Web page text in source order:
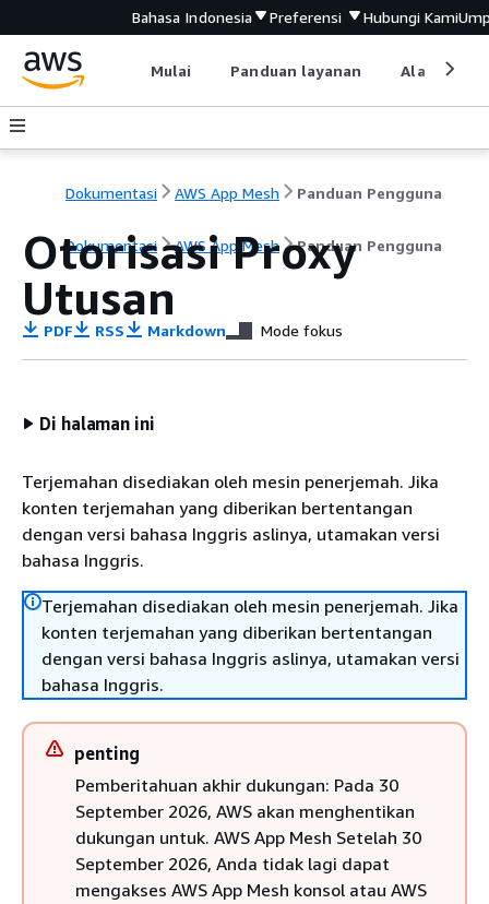
Bahasa Indonesia Preferensi Hubungi Kami
Mulai Panduan layanan Alat
Dokumentasi AWS App Mesh Panduan Pengguna
Dokumentasi AWS App Mesh Panduan Pengguna
Otorisasi Proxy
Utusan
PDF RSS Markdown Mode fokus
Di halaman ini
Terjemahan disediakan oleh mesin penerjemah. Jika
konten terjemahan yang diberikan bertentangan
dengan versi bahasa Inggris aslinya, utamakan versi
bahasa Inggris.
Terjemahan disediakan oleh mesin penerjemah. Jika
konten terjemahan yang diberikan bertentangan
dengan versi bahasa Inggris aslinya, utamakan versi
bahasa Inggris.
penting
Pemberitahuan akhir dukungan: Pada 30
September 2026, AWS akan menghentikan
dukungan untuk. AWS App Mesh Setelah 30
September 2026, Anda tidak lagi dapat
mengakses AWS App Mesh konsol atau AWS